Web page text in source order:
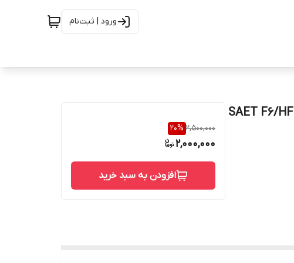
ورود | ثبت‌نام
شیر کشویی 1 اینچ ساکت ولد کلاس 1500 از جنس SAET F6/HF
2,500,000
20%
2,000,000
افزودن به سبد خرید